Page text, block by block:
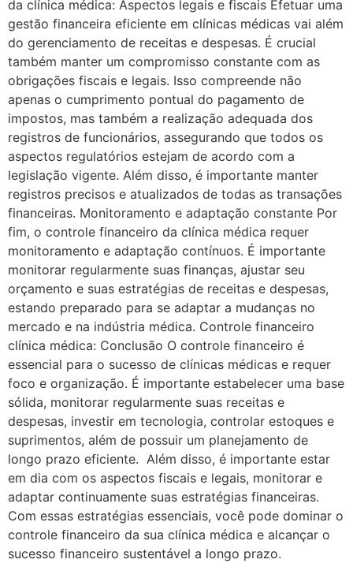
da clínica médica: Aspectos legais e fiscais Efetuar uma
gestão financeira eficiente em clínicas médicas vai além
do gerenciamento de receitas e despesas. É crucial
também manter um compromisso constante com as
obrigações fiscais e legais. Isso compreende não
apenas o cumprimento pontual do pagamento de
impostos, mas também a realização adequada dos
registros de funcionários, assegurando que todos os
aspectos regulatórios estejam de acordo com a
legislação vigente. Além disso, é importante manter
registros precisos e atualizados de todas as transações
financeiras. Monitoramento e adaptação constante Por
fim, o controle financeiro da clínica médica requer
monitoramento e adaptação contínuos. É importante
monitorar regularmente suas finanças, ajustar seu
orçamento e suas estratégias de receitas e despesas,
estando preparado para se adaptar a mudanças no
mercado e na indústria médica. Controle financeiro
clínica médica: Conclusão O controle financeiro é
essencial para o sucesso de clínicas médicas e requer
foco e organização. É importante estabelecer uma base
sólida, monitorar regularmente suas receitas e
despesas, investir em tecnologia, controlar estoques e
suprimentos, além de possuir um planejamento de
longo prazo eficiente. Além disso, é importante estar
em dia com os aspectos fiscais e legais, monitorar e
adaptar continuamente suas estratégias financeiras.
Com essas estratégias essenciais, você pode dominar o
controle financeiro da sua clínica médica e alcançar o
sucesso financeiro sustentável a longo prazo.